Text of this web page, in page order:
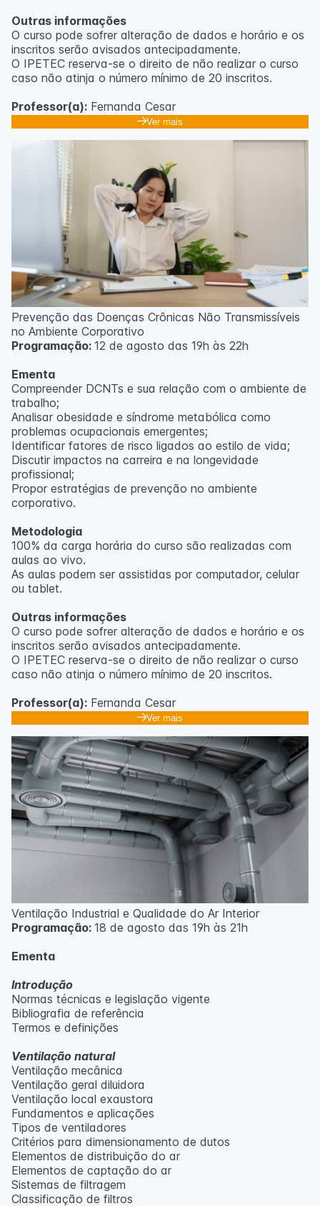
Outras informações
O curso pode sofrer alteração de dados e horário e os
inscritos serão avisados ​​antecipadamente.
O IPETEC reserva-se o direito de não realizar o curso
caso não atinja o número mínimo de 20 inscritos.
Professor(a): Fernanda Cesar
Ver mais
Prevenção das Doenças Crônicas Não Transmissíveis
no Ambiente Corporativo
Programação: 12 de agosto das 19h às 22h
Ementa
Compreender DCNTs e sua relação com o ambiente de
trabalho;
Analisar obesidade e síndrome metabólica como
problemas ocupacionais emergentes;
Identificar fatores de risco ligados ao estilo de vida;
Discutir impactos na carreira e na longevidade
profissional;
Propor estratégias de prevenção no ambiente
corporativo.
Metodologia
100% da carga horária do curso são realizadas com
aulas ao vivo.
As aulas podem ser assistidas por computador, celular
ou tablet.
Outras informações
O curso pode sofrer alteração de dados e horário e os
inscritos serão avisados ​​antecipadamente.
O IPETEC reserva-se o direito de não realizar o curso
caso não atinja o número mínimo de 20 inscritos.
Professor(a): Fernanda Cesar
Ver mais
Ventilação Industrial e Qualidade do Ar Interior
Programação: 18 de agosto das 19h às 21h
Ementa
Introdução
Normas técnicas e legislação vigente
Bibliografia de referência
Termos e definições
Ventilação natural
Ventilação mecânica
Ventilação geral diluidora
Ventilação local exaustora
Fundamentos e aplicações
Tipos de ventiladores
Critérios para dimensionamento de dutos
Elementos de distribuição do ar
Elementos de captação do ar
Sistemas de filtragem
Classificação de filtros